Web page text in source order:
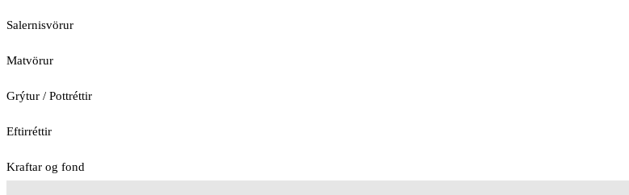
Salernisvörur
Matvörur
Grýtur / Pottréttir
Eftirréttir
Kraftar og fond